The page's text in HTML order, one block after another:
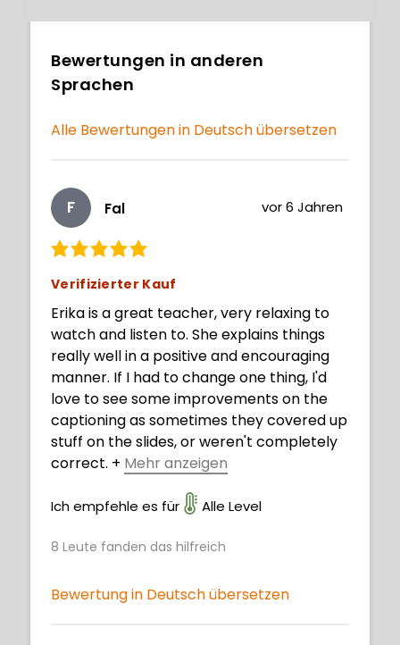
Bewertungen in anderen
Sprachen
Alle Bewertungen in Deutsch übersetzen
F Fal vor 6 Jahren
Verifizierter Kauf
Erika is a great teacher, very relaxing to
watch and listen to. She explains things
really well in a positive and encouraging
manner. If I had to change one thing, I'd
love to see some improvements on the
captioning as sometimes they covered up
stuff on the slides, or weren't completely
correct. + Mehr anzeigen
enough to be a distraction. Overall, I feel I
forward to the next one.
Ich empfehle es für Alle Level
8 Leute fanden das hilfreich
Bewertung in Deutsch übersetzen